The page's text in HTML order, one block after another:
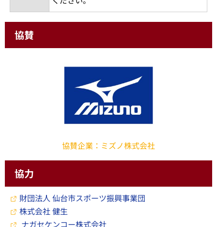
協賛
協賛企業：ミズノ株式会社
協力
財団法人 仙台市スポーツ振興事業団
株式会社 健生
ナガセケンコー株式会社